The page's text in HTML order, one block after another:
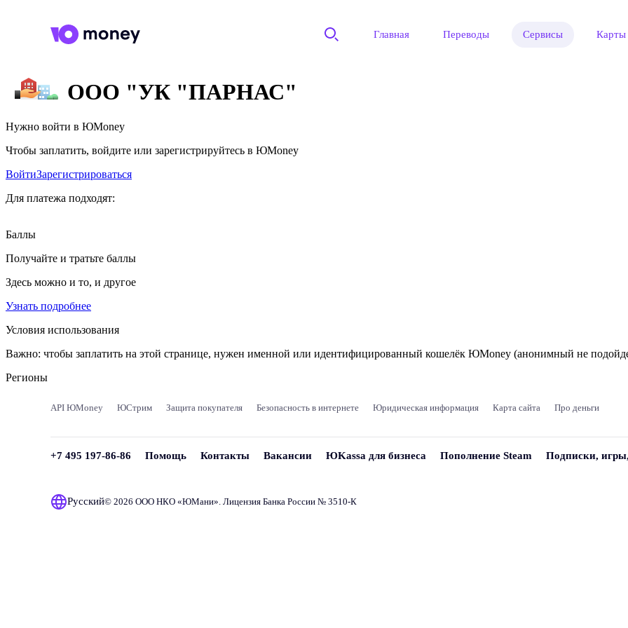
Главная Переводы Сервисы Карты
ООО "УК "ПАРНАС"
Нужно войти в ЮMoney
Чтобы заплатить, войдите или зарегистрируйтесь в ЮMoney
ВойтиЗарегистрироваться
Для платежа подходят:
Баллы
Получайте и тратьте баллы
Здесь можно и то, и другое
Узнать подробнее
Условия использования
Важно: чтобы заплатить на этой странице, нужен именной или идентифицированный кошелёк ЮMoney (анонимный не
Регионы
API ЮMoney ЮСтрим Защита покупателя Безопасность в интернете Юридическая информация Карта сайта Про деньги
+7 495 197-86-86 Помощь Контакты Вакансии ЮKassa для бизнеса Пополнение Steam Подписки,
Русский© 2026 ООО НКО «ЮМани». Лицензия Банка России № 3510‑К